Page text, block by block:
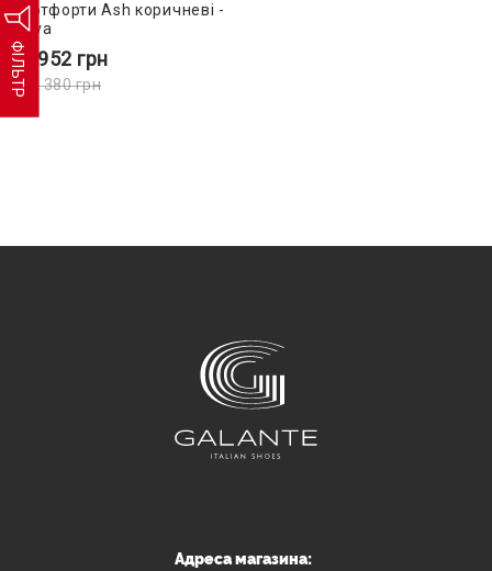
ФІЛЬТР
Ботфорти Ash коричневі -
diva
4 952 грн
12 380грн
Адреса магазина: